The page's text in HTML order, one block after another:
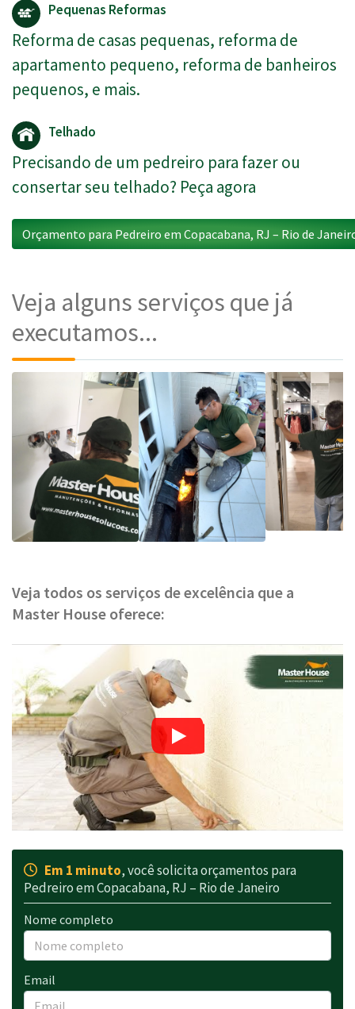
Pequenas Reformas
Reforma de casas pequenas, reforma de
apartamento pequeno, reforma de banheiros
pequenos, e mais.
Telhado
Precisando de um pedreiro para fazer ou
consertar seu telhado? Peça agora
Orçamento para Pedreiro em Copacabana, RJ – Rio de
Veja alguns serviços que já
executamos...
Veja todos os serviços de excelência que a
Master House oferece:
Em 1 minuto, você solicita orçamentos para
Pedreiro em Copacabana, RJ – Rio de Janeiro
Nome completo
Email